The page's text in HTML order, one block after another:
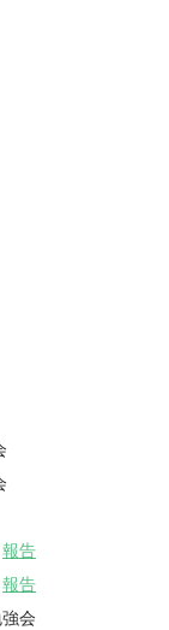
報告
報告
会